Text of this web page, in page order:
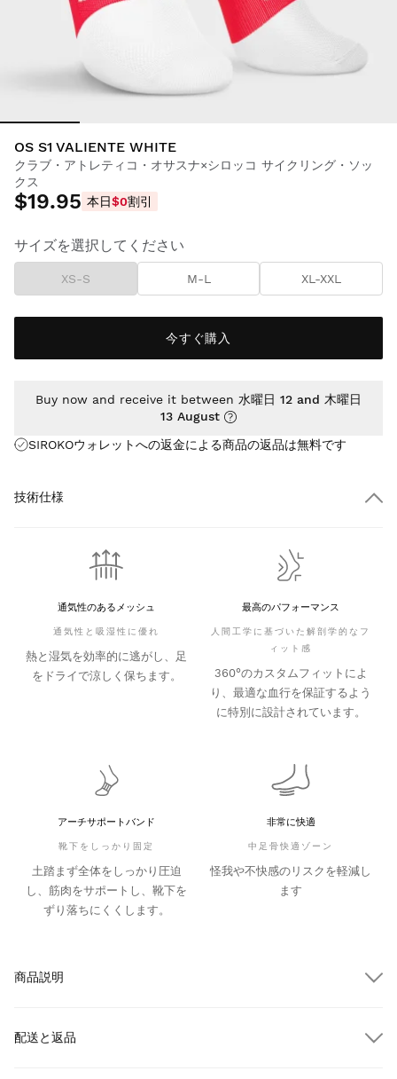
OS S1 VALIENTE WHITE
クラブ・アトレティコ・オサスナ×シロッコ サイクリング・ソッ
クス
$19.95 本日$0割引
サイズを選択してください
XS-S M-L XL-XXL
今すぐ購入
SIROKOウォレットへの返金による商品の返品は無料です
Buy now and receive it between 水曜日 12 and 木曜日
13 August
技術仕様
通気性のあるメッシュ
通気性と吸湿性に優れ
熱と湿気を効率的に逃がし、足
をドライで涼しく保ちます。
最高のパフォーマンス
人間工学に基づいた解剖学的なフ
ィット感
360°のカスタムフィットによ
り、最適な血行を保証するよう
に特別に設計されています。
アーチサポートバンド
靴下をしっかり固定
土踏まず全体をしっかり圧迫
し、筋肉をサポートし、靴下を
ずり落ちにくくします。
非常に快適
中足骨快適ゾーン
怪我や不快感のリスクを軽減し
ます
商品説明
配送と返品